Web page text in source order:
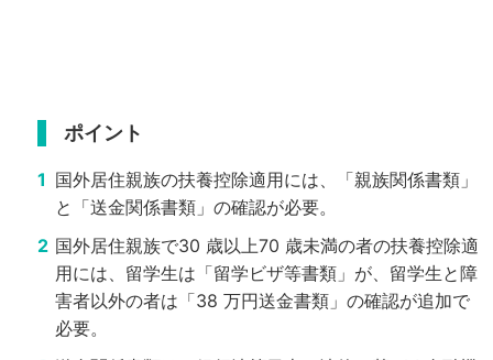
ポイント
国外居住親族の扶養控除適用には、「親族関係書類」
と「送金関係書類」の確認が必要。
国外居住親族で30 歳以上70 歳未満の者の扶養控除適
用には、留学生は「留学ビザ等書類」が、留学生と障
害者以外の者は「38 万円送金書類」の確認が追加で
必要。